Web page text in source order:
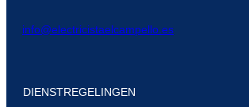
info@electricistaelcampello.es
DIENSTREGELINGEN